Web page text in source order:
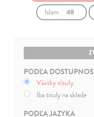
Islam 48
PODĽA
Všetky tituly
Iba tituly na sklade
PODĽA JAZYKA